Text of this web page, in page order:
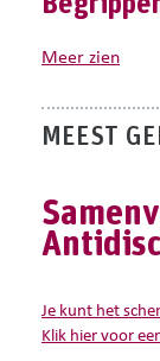
Het begrip
voor
Enkele
2.
meer zien
MEEST
Je kunt het
Klik hier voor